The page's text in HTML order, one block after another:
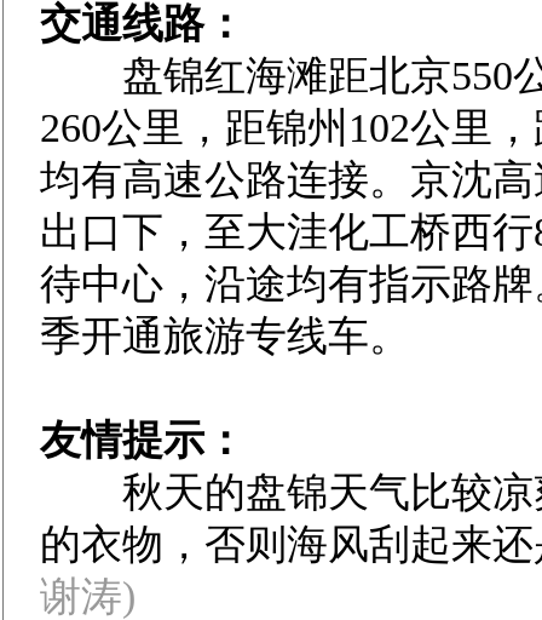
交通线路：
盘锦红海滩距北京550公
260公里，距锦州102公里
均有高速公路连接。京沈
出口下，至大洼化工桥西
待中心，沿途均有指示路
季开通旅游专线车。
友情提示：
秋天的盘锦天气比较凉
的衣物，否则海风刮起来
谢涛)